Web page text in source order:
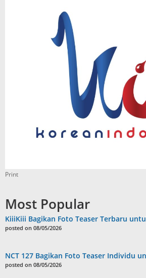
Print
Most Popular
KiiiKiii Bagikan Foto Teaser Terbaru
posted on 08/05/2026
NCT 127 Bagikan Foto Teaser Individu
posted on 08/05/2026